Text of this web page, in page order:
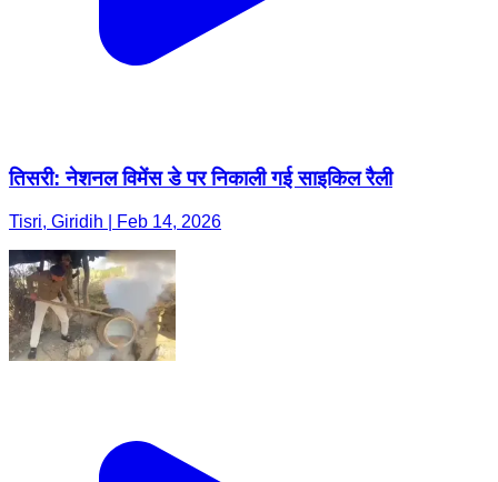
तिसरी: नेशनल विमेंस डे पर निकाली गई साइकिल रैली
Tisri, Giridih | Feb 14, 2026